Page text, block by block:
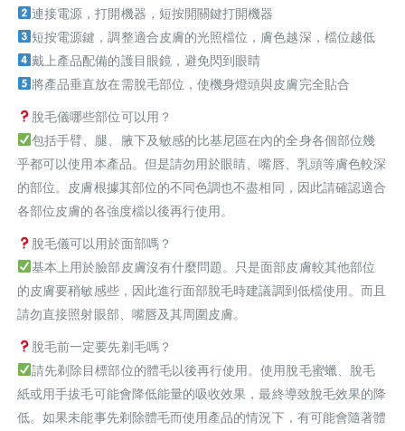
連接電源，打開機器，短按開關鍵打開機器
短按電源鍵，調整適合皮膚的光照檔位，膚色越深，檔位越低
戴上產品配備的護目眼鏡，避免閃到眼睛
將產品垂直放在需脫毛部位，使機身燈頭與皮膚完全貼合
脫毛儀哪些部位可以用？
包括手臂、腿、腋下及敏感的比基尼區在內的全身各個部位幾
乎都可以使用本產品。但是請勿用於眼睛、嘴唇、乳頭等膚色較深
的部位。皮膚根據其部位的不同色調也不盡相同，因此請確認適合
各部位皮膚的各強度檔以後再行使用。
脫毛儀可以用於面部嗎？
基本上用於臉部皮膚沒有什麼問題。只是面部皮膚較其他部位
的皮膚要稍敏感些，因此進行面部脫毛時建議調到低檔使用。而且
請勿直接照射眼部、嘴唇及其周圍皮膚。
脫毛前一定要先剃毛嗎？
請先剃除目標部位的體毛以後再行使用。使用脫毛蜜蠟、脫毛
紙或用手拔毛可能會降低能量的吸收效果，最終導致脫毛效果的降
低。如果未能事先剃除體毛而使用產品的情況下，有可能會隨著體